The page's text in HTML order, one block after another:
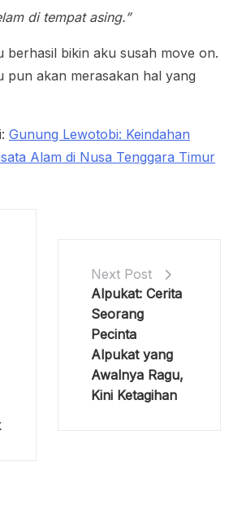
di tempat asing.”
berhasil bikin aku susah move on.
pun akan merasakan hal yang
Gunung Lewotobi: Keindahan
Alam di Nusa Tenggara Timur
Next Post
Alpukat: Cerita
Seorang
Pecinta
Alpukat yang
Awalnya Ragu,
Kini Ketagihan